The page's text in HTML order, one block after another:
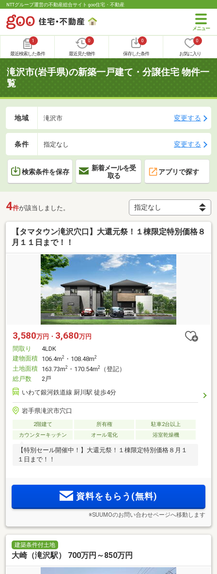
NTTグループ運営の不動産総合サイト goo住宅・不動産
1
最近検索した条件
0
最近見た物件
0
保存した条件
0
お気に入り
滝沢市(岩手県)の新築一戸建て・分譲住宅 物件一
覧
地域 滝沢市 変更する
条件 指定なし 変更する
検索条件を保存
新着メールを受
取る
アプリで探す
4件が該当しました。
【タマタウン滝沢穴口】大還元祭！１棟限定特別価格８
月１１日まで！！
3,580万円・ 3,680万円
間取り
4LDK
建物面積 106.4m2 ・108.48m2
土地面積 163.73m2 ・170.54m2
（登記）
総戸数
2戸
いわて銀河鉄道線 厨川駅 徒歩4分
岩手県滝沢市穴口
2階建て 所有権
駐車2台以上
カウンターキッチン
オール電化 浴室乾燥機
【特別セール開催中！】大還元祭！１棟限定特別価格８月１
１日まで！！
資料をもらう(無料)
※SUUMOのお問い合わせページへ移動します
建築条件付土地
大崎（滝沢駅） 700万円～850万円